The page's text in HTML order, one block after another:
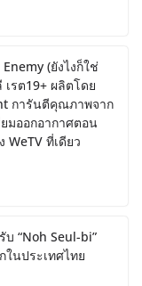
(ยังไงก็ใช่
เรต19+ ผลิตโดย
การันตีคุณภาพจาก
มออกอากาศตอน
ที่เดียว
“Noh Seul-bi”
นประเทศไทย